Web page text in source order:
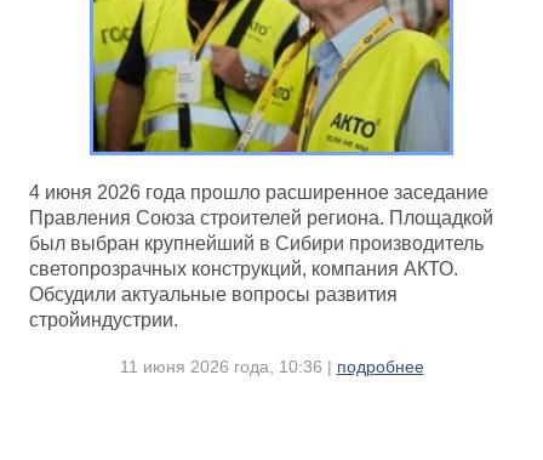
4 июня 2026 года прошло расширенное заседание
Правления Союза строителей региона. Площадкой
был выбран крупнейший в Сибири производитель
светопрозрачных конструкций, компания АКТО.
Обсудили актуальные вопросы развития
стройиндустрии.
11 июня 2026 года, 10:36 | подробнее